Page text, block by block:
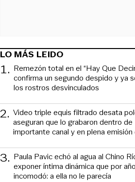
LO MÁS LEIDO
1. Remezón total en el “Hay Que
confirma un segundo despido y ya
los rostros desvinculados
2. Video triple equis filtrado desata
aseguran que lo grabaron dentro de
importante canal y en plena emisión
3. Paula Pavic echó al agua al Chino
exponer íntima dinámica que por
incomodó: a ella no le parecía